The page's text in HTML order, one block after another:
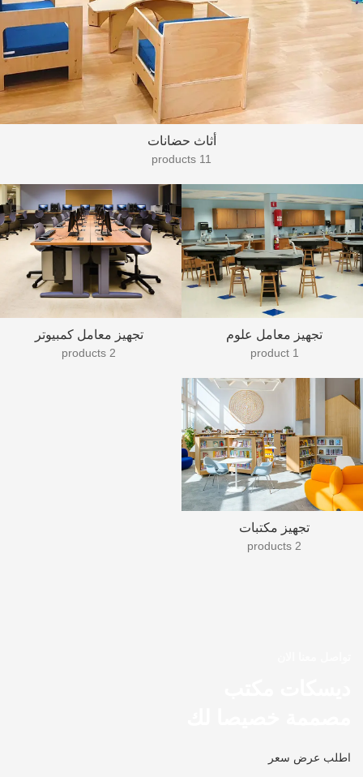
أثاث حضانات
11 products
تجهيز معامل علوم
1 product
تجهيز معامل كمبيوتر
2 products
تجهيز مكتبات
2 products
اطلب عرض سعر